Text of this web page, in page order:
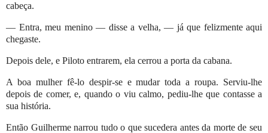
cabeça.
— Entra, meu menino — disse a velha, — já que felizmente aqui
chegaste.
Depois dele, e Piloto entrarem, ela cerrou a porta da cabana.
A boa mulher fê-lo despir-se e mudar toda a roupa. Serviu-lhe
depois de comer, e, quando o viu calmo, pediu-lhe que contasse a
sua história.
Então Guilherme narrou tudo o que sucedera antes da morte de seu